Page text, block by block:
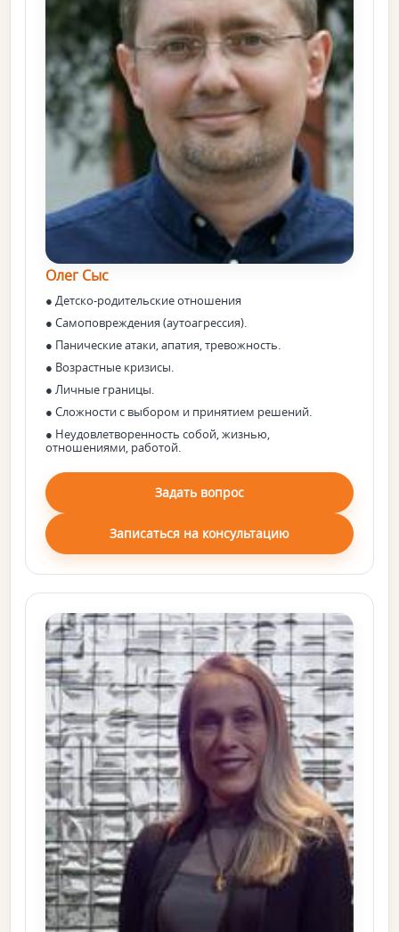
Олег Сыс
● Детско-родительские отношения
● Самоповреждения (аутоагрессия).
● Панические атаки, апатия, тревожность.
● Возрастные кризисы.
● Личные границы.
● Сложности с выбором и принятием решений.
● Неудовлетворенность собой, жизнью,
отношениями, работой.
Задать вопрос
Записаться на консультацию